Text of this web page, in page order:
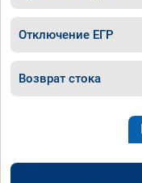
Отключение ЕГР
Возврат стока